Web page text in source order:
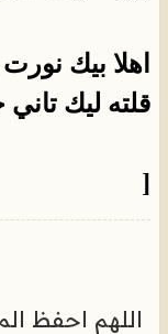
اهلا بيك
قلته ليك
[
اللهم احفظ